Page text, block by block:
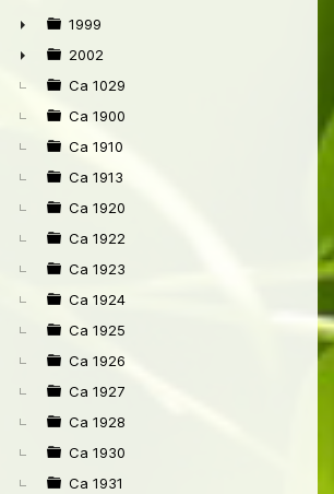
►
1999
►
2002
Ca 1029
Ca 1900
Ca 1910
Ca 1913
Ca 1920
Ca 1922
Ca 1923
Ca 1924
Ca 1925
Ca 1926
Ca 1927
Ca 1928
Ca 1930
Ca 1931